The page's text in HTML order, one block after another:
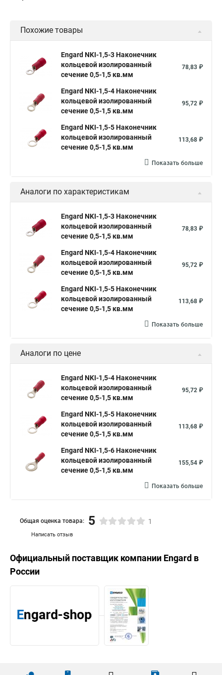
Похожие товары
Engard NKI-1,5-3 Наконечник
кольцевой изолированный
сечение 0,5-1,5 кв.мм
78,83 ₽
Engard NKI-1,5-4 Наконечник
кольцевой изолированный
сечение 0,5-1,5 кв.мм
95,72 ₽
Engard NKI-1,5-5 Наконечник
кольцевой изолированный
сечение 0,5-1,5 кв.мм
113,68 ₽
Показать больше
Аналоги по характеристикам
Engard NKI-1,5-3 Наконечник
кольцевой изолированный
сечение 0,5-1,5 кв.мм
78,83 ₽
Engard NKI-1,5-4 Наконечник
кольцевой изолированный
сечение 0,5-1,5 кв.мм
95,72 ₽
Engard NKI-1,5-5 Наконечник
кольцевой изолированный
сечение 0,5-1,5 кв.мм
113,68 ₽
Показать больше
Аналоги по цене
Engard NKI-1,5-4 Наконечник
кольцевой изолированный
сечение 0,5-1,5 кв.мм
95,72 ₽
Engard NKI-1,5-5 Наконечник
кольцевой изолированный
сечение 0,5-1,5 кв.мм
113,68 ₽
Engard NKI-1,5-6 Наконечник
кольцевой изолированный
сечение 0,5-1,5 кв.мм
155,54 ₽
Показать больше
Написать отзыв
Общая оценка товара: 5 1
Официальный поставщик компании Engard в
России